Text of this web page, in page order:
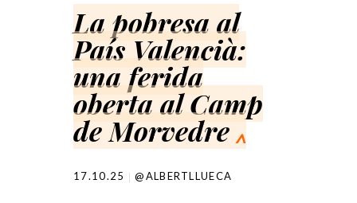
La pobresa al
País Valencià:
una ferida
oberta al Camp
de Morvedre ^
17.10.25 @ALBERTLLUECA